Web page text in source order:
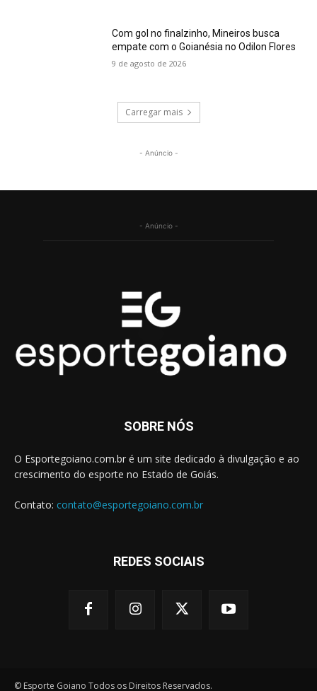
Com gol no finalzinho, Mineiros busca
empate com o Goianésia no Odilon Flores
9 de agosto de 2026
Carregar mais
- Anúncio -
- Anúncio -
SOBRE NÓS
O Esportegoiano.com.br é um site dedicado à divulgação e ao
crescimento do esporte no Estado de Goiás.
Contato: contato@esportegoiano.com.br
REDES SOCIAIS
© Esporte Goiano Todos os Direitos Reservados.